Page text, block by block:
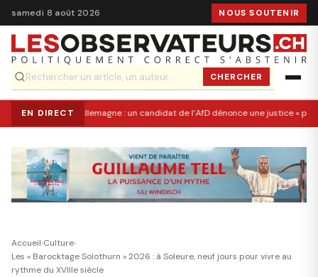
samedi 8 août 2026 NOUS SOUTENIR
CHERCHER
EN DIRECT Allemagne : un candidat de l’AfD dénonce une justice «
Accueil›Culture›
Les « Barocktage Solothurn » 2026 : à Soleure, neuf jours pour vivre au
rythme du XVIIIe siècle